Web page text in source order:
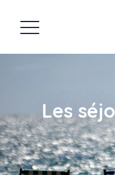
Les